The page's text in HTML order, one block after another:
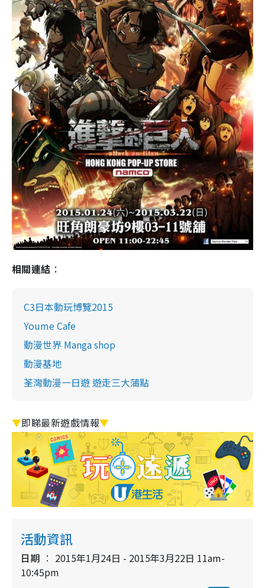
相關連結 ：
C3日本動玩博覽2015
Youme Cafe
動漫世界 Manga shop
動漫基地
荃灣動漫一日遊 遊走三大蒲點
▼即睇最新遊戲情報▼
活動資訊
日期
2015年1月24日 - 2015年3月22日 11am-
10:45pm